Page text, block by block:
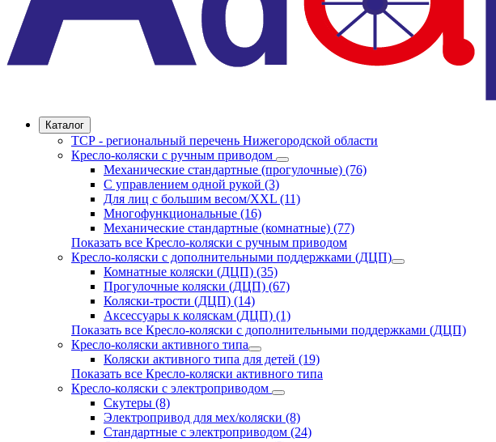
Каталог
ТСР - региональный перечень Нижегородской области
Кресло-коляски с ручным приводом
Механические стандартные (прогулочные) (76)
С управлением одной рукой (3)
Для лиц с большим весом/XXL (11)
Многофункциональные (16)
Механические стандартные (комнатные) (77)
Показать все Кресло-коляски с ручным приводом
Кресло-коляски с дополнительными поддержками (ДЦП)
Комнатные коляски (ДЦП) (35)
Прогулочные коляски (ДЦП) (67)
Коляски-трости (ДЦП) (14)
Аксессуары к коляскам (ДЦП) (1)
Показать все Кресло-коляски с дополнительными поддержками (ДЦП)
Кресло-коляски активного типа
Коляски активного типа для детей (19)
Показать все Кресло-коляски активного типа
Кресло-коляски с электроприводом
Скутеры (8)
Электропривод для мех/коляски (8)
Стандартные с электроприводом (24)